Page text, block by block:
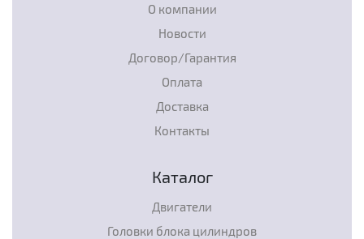
О компании
Новости
Договор/Гарантия
Оплата
Доставка
Контакты
Каталог
Двигатели
Головки блока цилиндров